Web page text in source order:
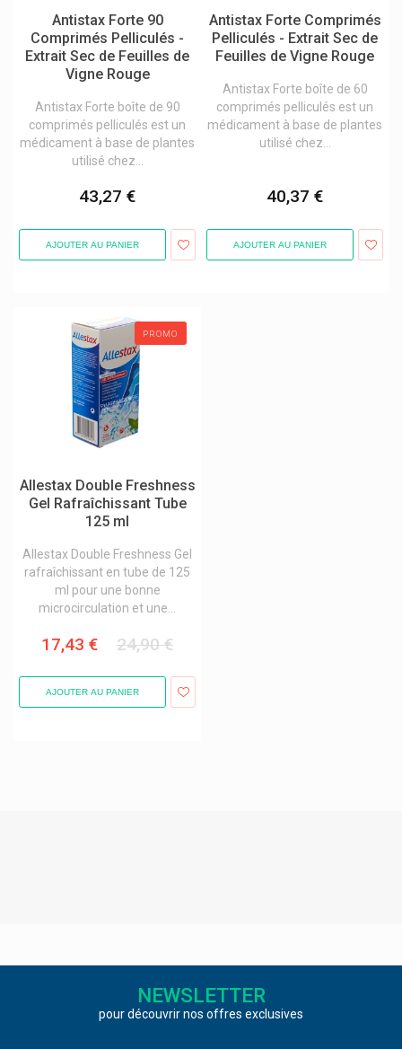
Astrazeneca
Atos Medical
Audispray Cooper Nettoyage Des Oreilles
Audistimpharma
Aveeno Produits: Aveeno Corps / Visage / Cheveux
Awa's Cosmetics
Awt Luxembourg
Axitrans Anti-Transpirants
Axodiet Compléments Alimentaires
B.slim
Bach Original
Bailleul Laboratoires
Baldriparan
Balneum
Bano
Beehub Miel / Propolis / Pollen
Antistax Forte 90
Comprimés Pelliculés -
Extrait Sec de Feuilles de
Vigne Rouge
Antistax Forte boîte de 90
comprimés pelliculés est un
médicament à base de plantes
utilisé chez...
43,27 €
AJOUTER AU PANIER
Antistax Forte Comprimés
Pelliculés - Extrait Sec de
Feuilles de Vigne Rouge
Antistax Forte boîte de 60
comprimés pelliculés est un
médicament à base de plantes
utilisé chez...
40,37 €
AJOUTER AU PANIER
PROMO
Allestax Double Freshness
Gel Rafraîchissant Tube
125 ml
Allestax Double Freshness Gel
rafraîchissant en tube de 125
ml pour une bonne
microcirculation et une...
17,43 € 24,90 €
AJOUTER AU PANIER
NEWSLETTER
pour découvrir nos offres exclusives